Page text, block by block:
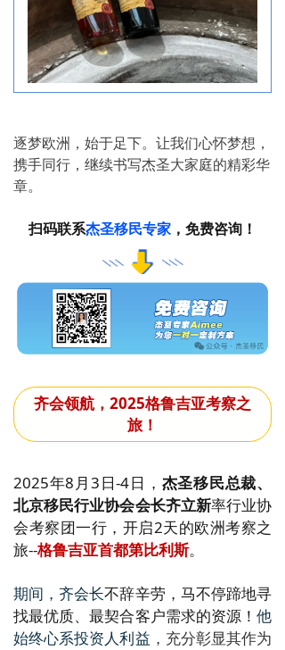
逐梦欧洲，始于足下。让我们心怀梦想，
携手同行，继续书写杰圣大家庭的精彩华
章。
扫码联系杰圣移民专家 ，免费咨询！
齐会领航，2025格鲁吉亚考察之
旅！
2025年8月3日-4日， 杰圣移民总裁、
北京移民行业协会会长齐立新率行业协
会考察团一行，开启2天的欧洲考察之
旅--格鲁吉亚首都第比利斯。
期间，齐会长不辞辛劳，马不停蹄地寻
找最优质、最契合客户需求的资源！ 他
始终心系投资人利益 ，充分彰显其作为